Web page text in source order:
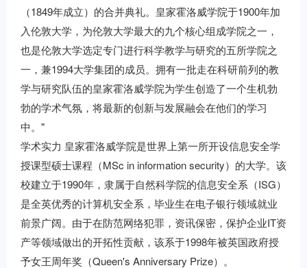
（1849年成立）的合并典礼。皇家霍洛威学院于1900年加
入伦敦大学，为伦敦大学最大的九个核心组成学院之一，
也是伦敦大学选定专门进行科学教学与研究的五所学院之
一，兼1994大学集团的成员。拥有一批走在科研前列的教
学与研究队伍的皇家霍洛威学院为学生创造了一个生机勃
勃的学术气氛，将最新的创新与发展融会在他们的学习
中。"
学术实力 皇家霍洛威学院是世界上第一所开设信息安全学
授课型硕士课程（MSc in information security）的大学。该
校建立于1990年，隶属于自然科学院的信息安全系（ISG）
是全英优秀的计算机安全系，毕业生在电子银行领域就业
前景广阔。由于在防范网络犯罪，资讯保密，保护企业IT资
产等领域做出的开拓性贡献，该系于1998年被英国政府授
予女王周年奖（Queen's Anniversary Prize）。